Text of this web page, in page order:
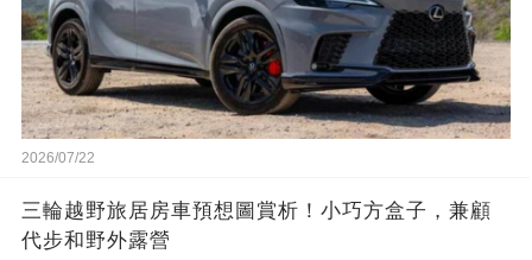
2026/07/22
三輪越野旅居房車預想圖賞析！小巧方盒子，兼顧
代步和野外露營